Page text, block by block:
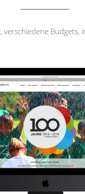
verschiedene Budgets,